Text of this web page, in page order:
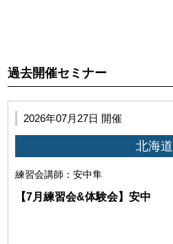
過去開催セミナー
2026年07月27日 開催
北海道
練習会講師：安中隼
【7月練習会&体験会】安中